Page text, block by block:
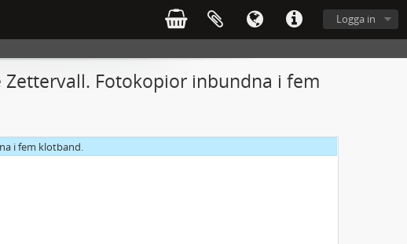
Logga in
Fotokopior inbundna i fem
i fem klotband.